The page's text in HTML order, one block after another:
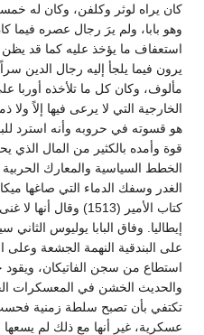
كان يراه لوثر وكلفن، وكان له
وهو بابا، ولم يرَ رجال عصره
استعفاف ما يؤخذ عليه كما قد يظن
يرون فيما يلجأ إليه رجال الدين
مألوف، وكان كل ما تلأخذه أوربا
الخارجية التي لا يرعى فيها إلاً
هو قسوته في حروبه وأنه استرد
قوة وأمده بالكثير من المال الذي
الخطط السياسية والمعارك
الغدر وسفك الدماء التي صاغها
كتاب الأمير (1513)
إيطاليا. وفاق البابا يوليوس
على البندقية النهمة الجشعة وعلى
استطاع من سجن الفاتيكان،
والحديث الخشن في المعسكرات
تكتفي بأن تصبح سلطة زمنية
عسكرية، غير أنها مع ذلك لم